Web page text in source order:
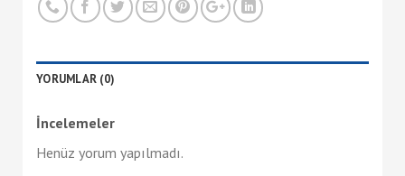
YORUMLAR (0)
İncelemeler
Henüz yorum yapılmadı.